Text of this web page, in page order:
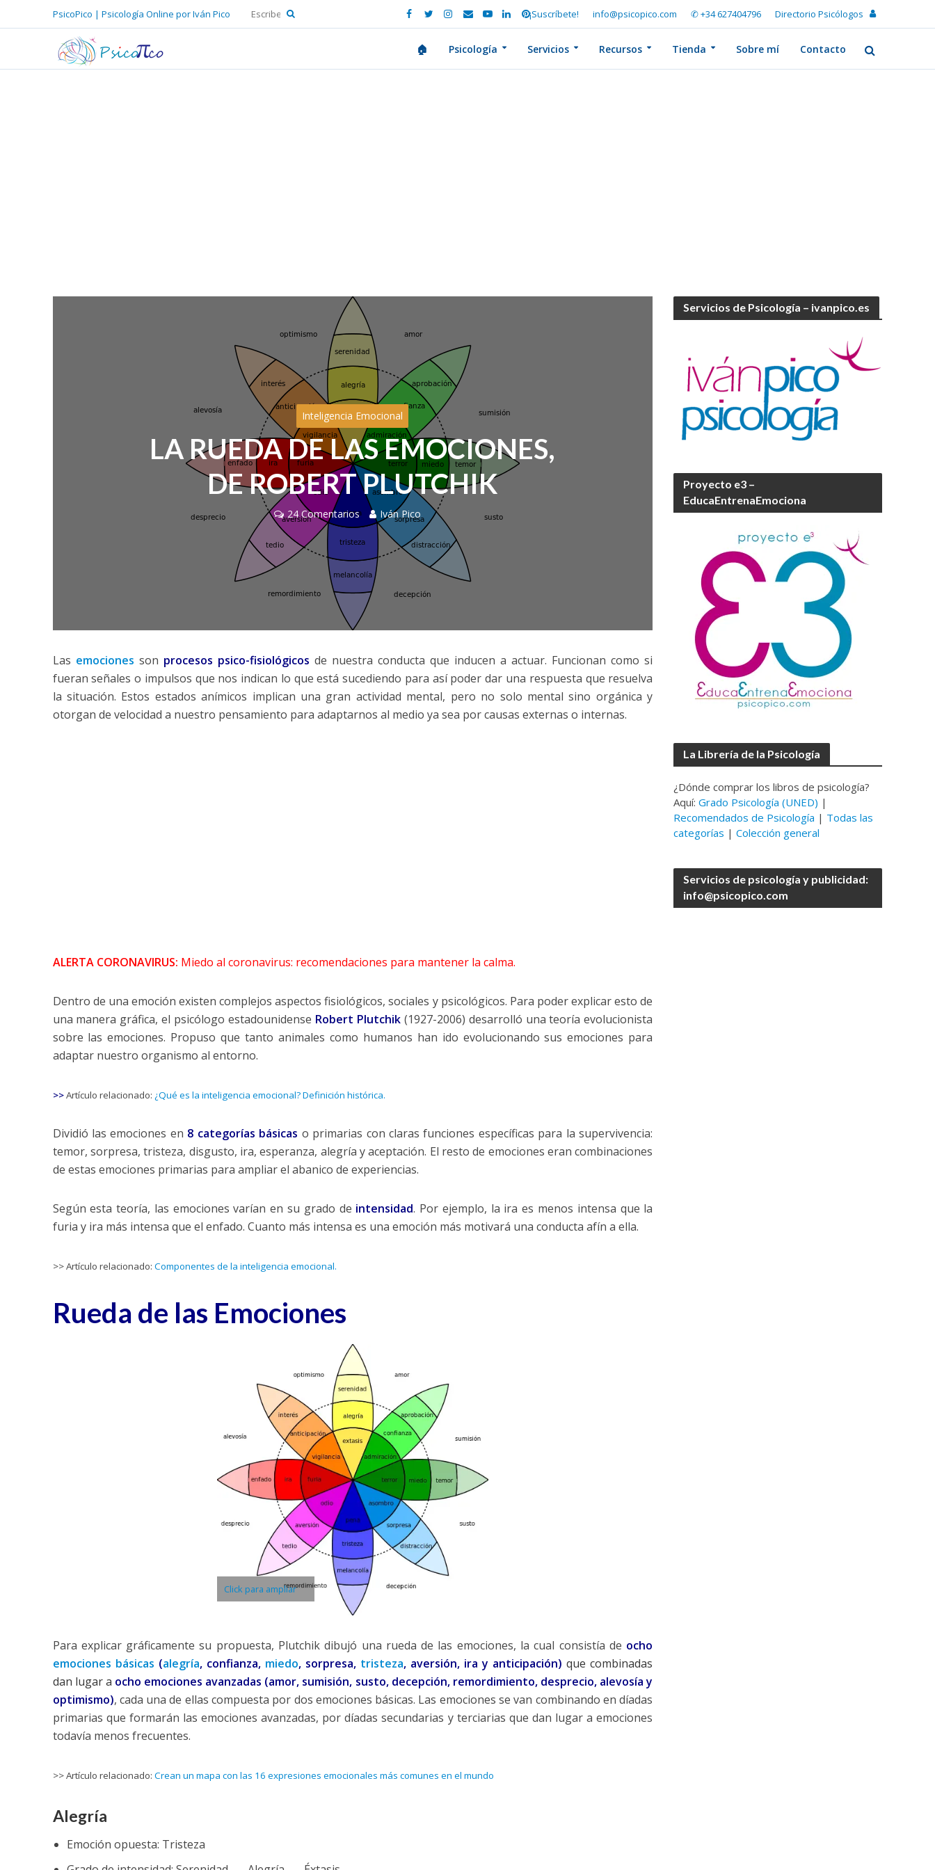
PsicoPico | Psicología Online por Iván Pico ¡Suscríbete! info@psicopico.com ✆ +34 627404796 Directorio Psicólogos
🏠 Psicología Servicios Recursos Tienda Sobre mí Contacto
Inteligencia Emocional
LA RUEDA DE LAS EMOCIONES,
DE ROBERT PLUTCHIK
24 Comentarios Iván Pico
Las emociones son procesos psico-fisiológicos de nuestra conducta que inducen a actuar. Funcionan como si
fueran señales o impulsos que nos indican lo que está sucediendo para así poder dar una respuesta que resuelva
la situación. Estos estados anímicos implican una gran actividad mental, pero no solo mental sino orgánica y
otorgan de velocidad a nuestro pensamiento para adaptarnos al medio ya sea por causas externas o internas.
ALERTA CORONAVIRUS: Miedo al coronavirus: recomendaciones para mantener la calma.
Dentro de una emoción existen complejos aspectos fisiológicos, sociales y psicológicos. Para poder explicar esto de
una manera gráfica, el psicólogo estadounidense Robert Plutchik(1927-2006) desarrolló una teoría evolucionista
sobre las emociones. Propuso que tanto animales como humanos han ido evolucionando sus emociones para
adaptar nuestro organismo al entorno.
>>Artículo relacionado: ¿Qué es la inteligencia emocional? Definición histórica.
Dividió las emociones en 8 categorías básicas o primarias con claras funciones específicas para la supervivencia:
temor, sorpresa, tristeza, disgusto, ira, esperanza, alegría y aceptación. El resto de emociones eran combinaciones
de estas emociones primarias para ampliar el abanico de experiencias.
Según esta teoría, las emociones varían en su grado de intensidad. Por ejemplo, la ira es menos intensa que la
furia y ira más intensa que el enfado. Cuanto más intensa es una emoción más motivará una conducta afín a ella.
>> Artículo relacionado: Componentes de la inteligencia emocional.
Rueda de las Emociones
Click para ampliar
Para explicar gráficamente su propuesta, Plutchik dibujó una rueda de las emociones, la cual consistía de ocho
emociones básicas (alegría, confianza, miedo, sorpresa, tristeza, aversión, ira y anticipación)que combinadas
dan lugar a ocho emociones avanzadas (amor, sumisión, susto, decepción, remordimiento, desprecio, alevosía y
optimismo), cada una de ellas compuesta por dos emociones básicas. Las emociones se van combinando en díadas
primarias que formarán las emociones avanzadas, por díadas secundarias y terciarias que dan lugar a emociones
todavía menos frecuentes.
>> Artículo relacionado: Crean un mapa con las 16 expresiones emocionales más comunes en el mundo
Alegría
Emoción opuesta: Tristeza
Servicios de Psicología – ivanpico.es
Proyecto e3 –
EducaEntrenaEmociona
La Librería de la Psicología
¿Dónde comprar los libros de psicología?
Aquí:Grado Psicología (UNED) |
Recomendados de Psicología | Todas las
categorías |Colección general
Servicios de psicología y publicidad:
info@psicopico.com